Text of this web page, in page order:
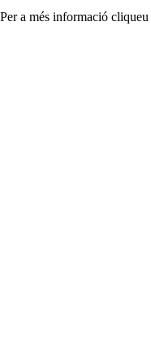
Per a més informació cliqueu